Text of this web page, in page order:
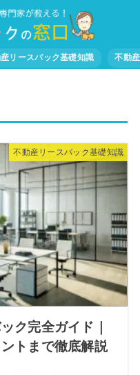
リースバック基礎知識 不動
不動産リースバック基礎知識
ク完全ガイド｜
トまで徹底解説